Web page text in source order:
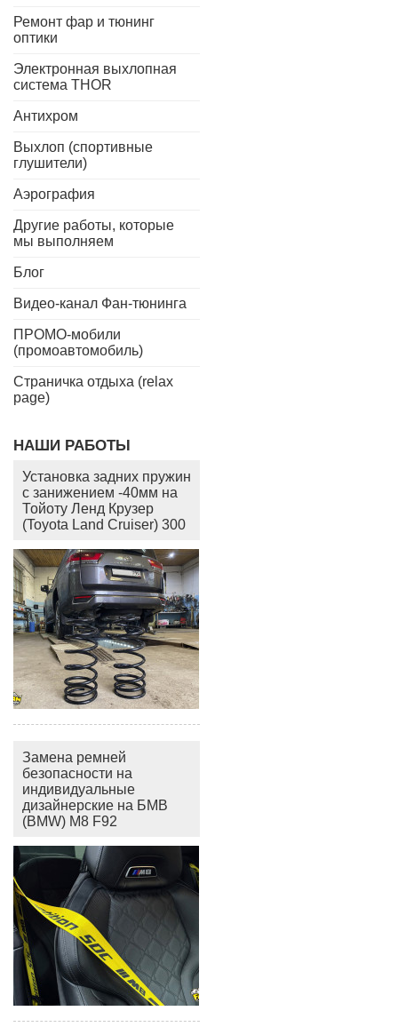
Ремонт фар и тюнинг
оптики
Электронная выхлопная
система THOR
Антихром
Выхлоп (спортивные
глушители)
Аэрография
Другие работы, которые
мы выполняем
Блог
Видео-канал Фан-тюнинга
ПРОМО-мобили
(промоавтомобиль)
Страничка отдыха (relax
page)
НАШИ РАБОТЫ
Установка задних пружин
с занижением -40мм на
Тойоту Ленд Крузер
(Toyota Land Cruiser) 300
Замена ремней
безопасности на
индивидуальные
дизайнерские на БМВ
(BMW) M8 F92